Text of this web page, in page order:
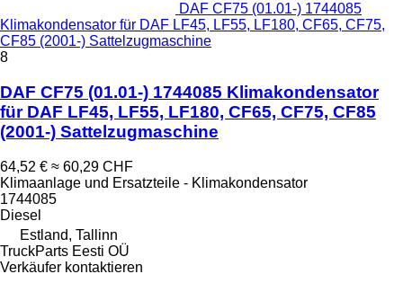
DAF CF75 (01.01-) 1744085
Klimakondensator für DAF LF45, LF55, LF180, CF65, CF75,
CF85 (2001-) Sattelzugmaschine
8
DAF CF75 (01.01-) 1744085 Klimakondensator
für DAF LF45, LF55, LF180, CF65, CF75, CF85
(2001-) Sattelzugmaschine
64,52 € ≈ 60,29 CHF
Klimaanlage und Ersatzteile - Klimakondensator
1744085
Diesel
Estland, Tallinn
TruckParts Eesti OÜ
Verkäufer kontaktieren